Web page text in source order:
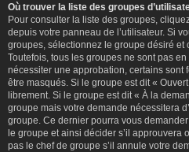
Où trouver la liste des groupes
Pour consulter la liste des groupes,
depuis votre panneau de l’utilisateur. Si
groupes, sélectionnez le groupe désiré et
Toutefois, tous les groupes ne sont pas
nécessiter une approbation, certains sont
être masqués. Si le groupe est dit «
librement. Si le groupe est dit « À la
groupe mais votre demande nécessitera
groupe. Ce dernier pourra vous
le groupe et ainsi décider s’il approuvera
pas le chef de groupe s’il annule votre